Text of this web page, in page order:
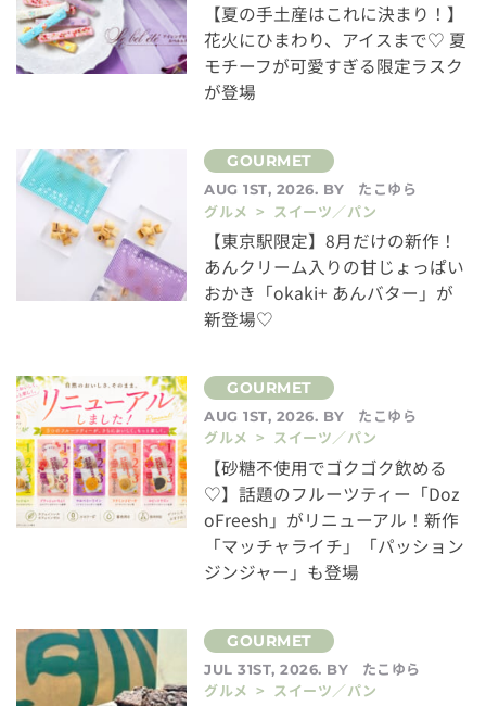
【夏の手土産はこれに決まり！】
花火にひまわり、アイスまで♡ 夏
モチーフが可愛すぎる限定ラスク
が登場
AUG 1ST, 2026. BY
たこゆら
グルメ > スイーツ／パン
【東京駅限定】8月だけの新作！
あんクリーム入りの甘じょっぱい
おかき「okaki+ あんバター」が
新登場♡
AUG 1ST, 2026. BY
たこゆら
グルメ > スイーツ／パン
【砂糖不使用でゴクゴク飲める
♡】話題のフルーツティー「Doz
oFreesh」がリニューアル！新作
「マッチャライチ」「パッション
ジンジャー」も登場
JUL 31ST, 2026. BY
たこゆら
グルメ > スイーツ／パン